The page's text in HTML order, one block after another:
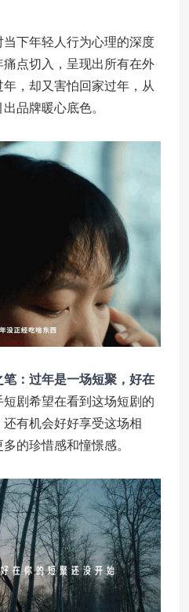
下年轻人行为心理的深度
点切入，呈现出所有在外
，却又害怕回家过年，从
品牌暖心底色。
：过年是一场短聚，好在
短剧希望在看到这场短剧的
有机会好好享受这场相
的珍惜感和憧憬感。